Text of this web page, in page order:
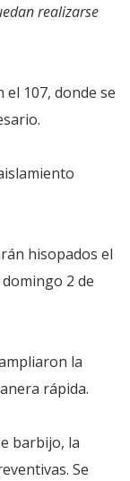
realizarse
107, donde se
hisopados el
2 de
la
rápida.
barbijo, la
Se